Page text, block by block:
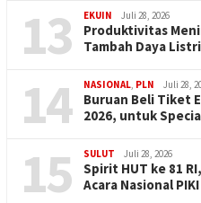
13 EKUIN Juli 28, 2026
Produktivitas
Tambah Daya
14 NASIONAL, PLN Juli 28,
Buruan Beli Tiket
2026, untuk
15 SULUT Juli 28, 2026
Spirit HUT ke 81
Acara Nasional